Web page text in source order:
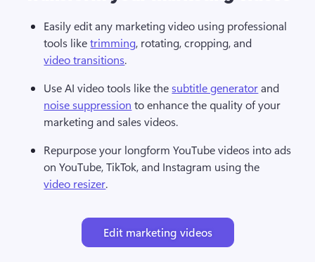
Easily edit any marketing video using professional
tools like trimming, rotating, cropping, and
video transitions.
Use AI video tools like the subtitle generator and
noise suppression to enhance the quality of your
marketing and sales videos.
Repurpose your longform YouTube videos into ads
on YouTube, TikTok, and Instagram using the
video resizer.
Edit marketing videos